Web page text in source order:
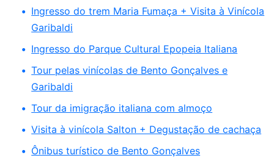
Ingresso do trem Maria Fumaça + Visita à Vinícola
Garibaldi
Ingresso do Parque Cultural Epopeia Italiana
Tour pelas vinícolas de Bento Gonçalves e
Garibaldi
Tour da imigração italiana com almoço
Visita à vinícola Salton + Degustação de cachaça
Ônibus turístico de Bento Gonçalves